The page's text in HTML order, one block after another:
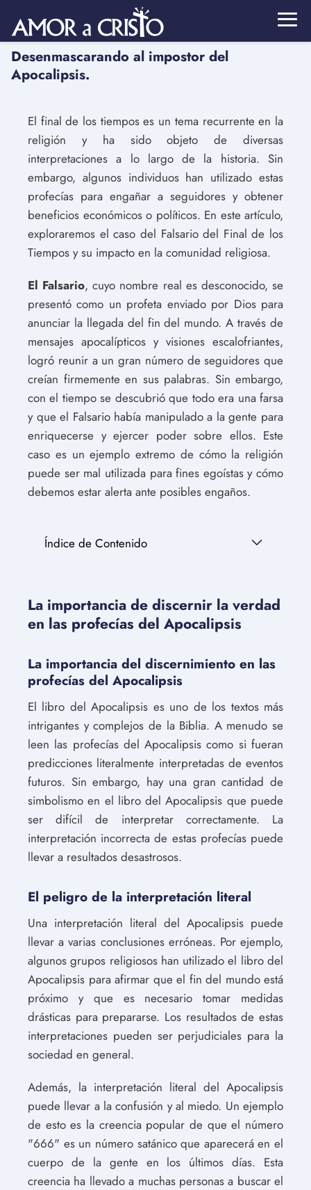
Desenmascarando al impostor del
Apocalipsis.
El final de los tiempos es un tema recurrente en la
religión y ha sido objeto de diversas
interpretaciones a lo largo de la historia. Sin
embargo, algunos individuos han utilizado estas
profecías para engañar a seguidores y obtener
beneficios económicos o políticos. En este artículo,
exploraremos el caso del Falsario del Final de los
Tiempos y su impacto en la comunidad religiosa.
El Falsario, cuyo nombre real es desconocido, se
presentó como un profeta enviado por Dios para
anunciar la llegada del fin del mundo. A través de
mensajes apocalípticos y visiones escalofriantes,
logró reunir a un gran número de seguidores que
creían firmemente en sus palabras. Sin embargo,
con el tiempo se descubrió que todo era una farsa
y que el Falsario había manipulado a la gente para
enriquecerse y ejercer poder sobre ellos. Este
caso es un ejemplo extremo de cómo la religión
puede ser mal utilizada para fines egoístas y cómo
debemos estar alerta ante posibles engaños.
Índice de Contenido
La importancia de discernir la verdad
en las profecías del Apocalipsis
La importancia del discernimiento en las
profecías del Apocalipsis
El libro del Apocalipsis es uno de los textos más
intrigantes y complejos de la Biblia. A menudo se
leen las profecías del Apocalipsis como si fueran
predicciones literalmente interpretadas de eventos
futuros. Sin embargo, hay una gran cantidad de
simbolismo en el libro del Apocalipsis que puede
ser difícil de interpretar correctamente. La
interpretación incorrecta de estas profecías puede
llevar a resultados desastrosos.
El peligro de la interpretación literal
Una interpretación literal del Apocalipsis puede
llevar a varias conclusiones erróneas. Por ejemplo,
algunos grupos religiosos han utilizado el libro del
Apocalipsis para afirmar que el fin del mundo está
próximo y que es necesario tomar medidas
drásticas para prepararse. Los resultados de estas
interpretaciones pueden ser perjudiciales para la
sociedad en general.
Además, la interpretación literal del Apocalipsis
puede llevar a la confusión y al miedo. Un ejemplo
de esto es la creencia popular de que el número
"666" es un número satánico que aparecerá en el
cuerpo de la gente en los últimos días. Esta
creencia ha llevado a muchas personas a buscar el